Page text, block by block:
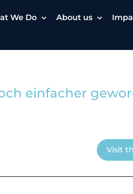
We Do About us
einfacher
Visit